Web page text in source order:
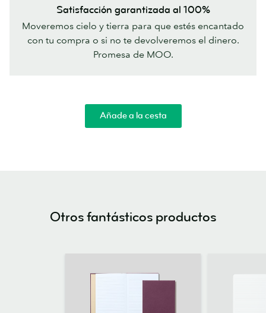
Satisfacción garantizada al 100%
Moveremos cielo y tierra para que estés encantado
con tu compra o si no te devolveremos el dinero.
Promesa de MOO.
Añade a la cesta
Otros fantásticos productos